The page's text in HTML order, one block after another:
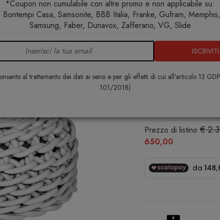
*Coupon non cumulabile con altre promo e non applicabile su:
Bontempi Casa, Samsonite, BBB Italia, Franke, Gufram,
Samsung, Faber, Dunavox, Zafferano, VG, Slide
ISCRIVITI
al trattamento dei dati ai sensi e per gli effetti di cui all'articolo 13
101/2018)
Home Arredo interno Pouf Rebels Pouf RC04-25
Rebels
COVO
Prezzo di listino €
650,00